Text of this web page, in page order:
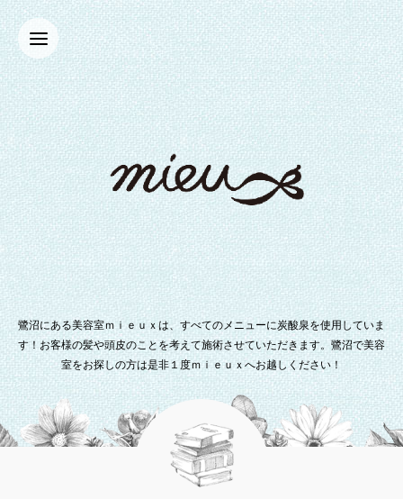
鷺沼にある美容室ｍｉｅｕｘは、すべてのメニューに炭酸泉を使用していま
す！お客様の髪や頭皮のことを考えて施術させていただきます。鷺沼で美容
室をお探しの方は是非１度ｍｉｅｕｘへお越しください！